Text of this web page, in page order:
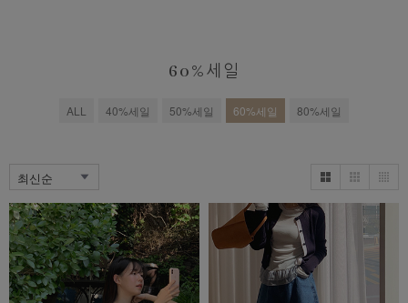
60%세일
ALL 40%세일 50%세일 60%세일 80%세일